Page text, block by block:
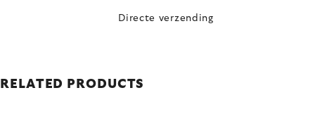
Directe verzending
RELATED PRODUCTS